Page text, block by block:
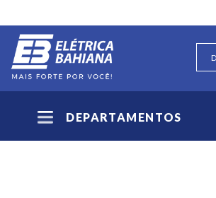
DEPARTAMENTOS
PROTEÇÃO E COMANDO